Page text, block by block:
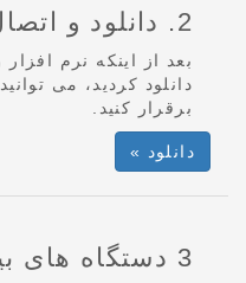
2. دانلود و اتصال
بعد از اینکه نرم
دانلود کردید، می
برقرار کنید.
دانلود »
3 دستگاه های بیشتری دارید؟